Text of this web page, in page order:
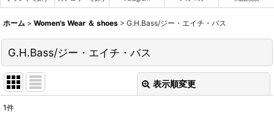
ホーム > Women's Wear ＆ shoes > G.H.Bass/ジー・エイチ・バス
G.H.Bass/ジー・エイチ・バス
表示順変更
1件